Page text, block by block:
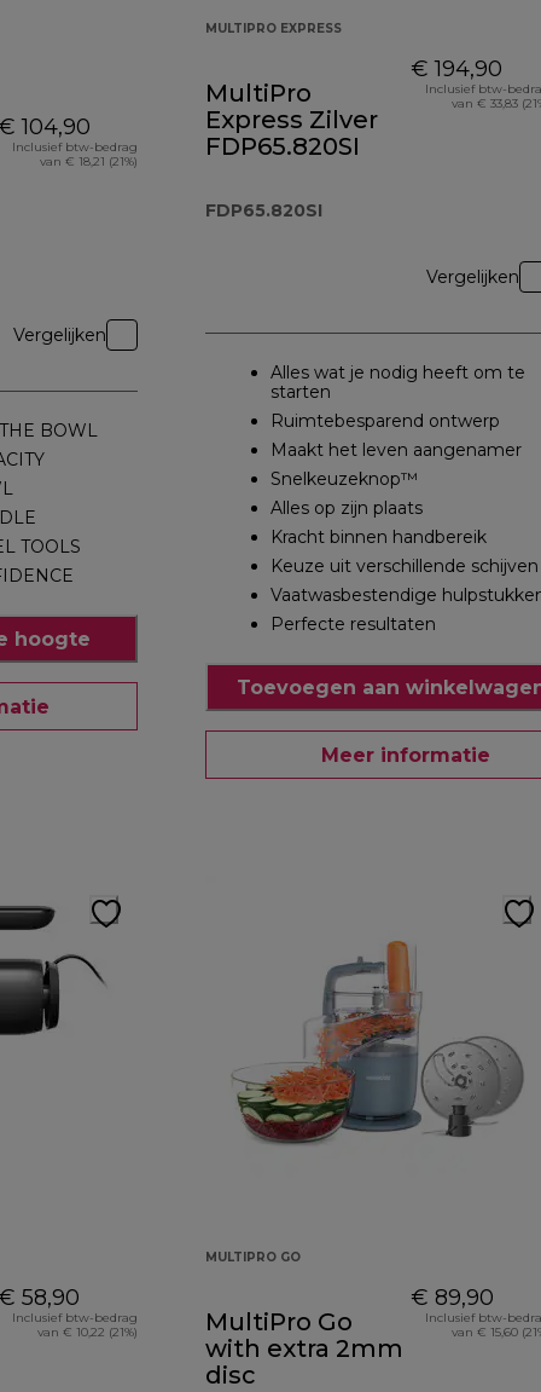
104,90
Inclusief btw-bedrag
van € 18,21 (21%)
Vergelijken
BOWL
TOOLS
hoogte
MULTIPRO EXPRESS
MultiPro
Express Zilver
FDP65.820SI
FDP65.820SI
€ 194,90
Inclusief btw-
van € 33,83
Vergelijken
Alles wat je nodig heeft om te
starten
Ruimtebesparend ontwerp
Maakt het leven aangenamer
Snelkeuzeknop™
Alles op zijn plaats
Kracht binnen handbereik
Keuze uit verschillende schijven
Vaatwasbestendige
Perfecte resultaten
Toevoegen aan
Meer informatie
58,90
Inclusief btw-bedrag
van € 10,22 (21%)
MULTIPRO GO
MultiPro Go
with extra 2mm
disc
€ 89,90
Inclusief btw-
van € 15,60